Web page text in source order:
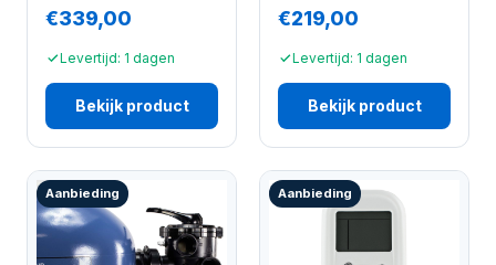
€339,00
Levertijd: 1 dagen
Bekijk product
€219,00
Levertijd: 1 dagen
Bekijk product
Aanbieding Aanbieding